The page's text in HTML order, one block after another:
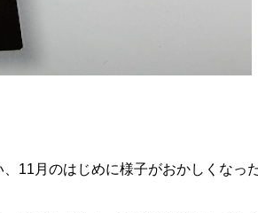
11月のはじめに様子がおかしくなっ